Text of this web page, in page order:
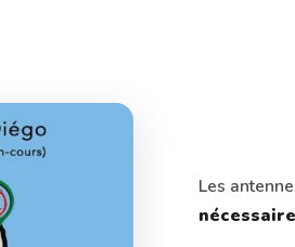
Les
nécessaire